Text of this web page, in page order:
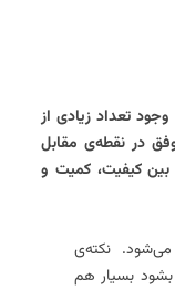
تعداد زیادی از
در نقطه‌ی مقابل
بین کیفیت، کمیت و
نکته‌ی
بشود بسیار هم